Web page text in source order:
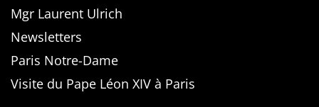
Mgr Laurent Ulrich
Newsletters
Paris Notre-Dame
Visite du Pape Léon XIV à Paris